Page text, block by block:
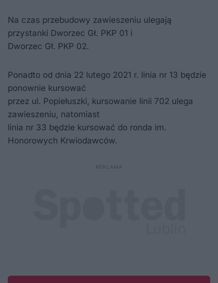
Na czas przebudowy zawieszeniu ulegają
przystanki Dworzec Gł. PKP 01 i
Dworzec Gł. PKP 02.
Ponadto od dnia 22 lutego 2021 r. linia nr 13 będzie
ponownie kursować
przez ul. Popiełuszki, kursowanie linii 702 ulega
zawieszeniu, natomiast
linia nr 33 będzie kursować do ronda im.
Honorowych Krwiodawców.